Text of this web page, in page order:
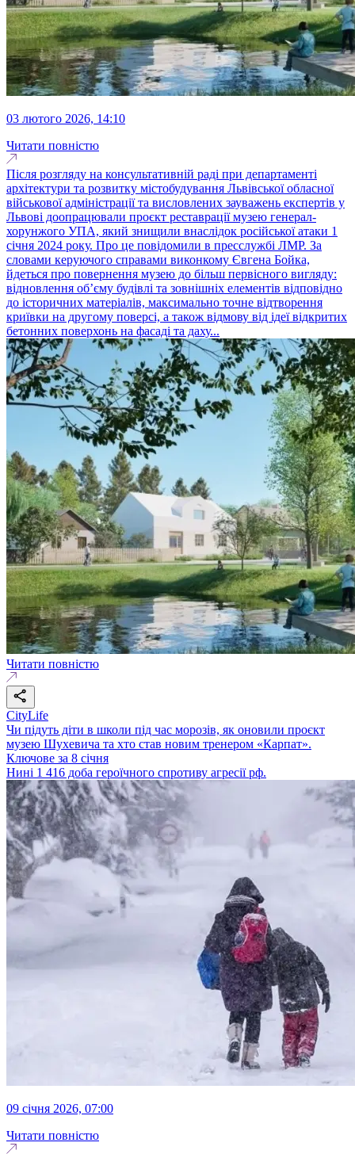
03 лютого 2026, 14:10
Читати повністю
Після розгляду на консультативній раді при департаменті
архітектури та розвитку містобудування Львівської обласної
військової адміністрації та висловлених зауважень експертів у
Львові доопрацювали проєкт реставрації музею генерал-
хорунжого УПА, який знищили внаслідок російської атаки 1
січня 2024 року. Про це повідомили в пресслужбі ЛМР. За
словами керуючого справами виконкому Євгена Бойка,
йдеться про повернення музею до більш первісного вигляду:
відновлення об’єму будівлі та зовнішніх елементів відповідно
до історичних матеріалів, максимально точне відтворення
криївки на другому поверсі, а також відмову від ідеї відкритих
бетонних поверхонь на фасаді та даху...
Читати повністю
CityLife
Чи підуть діти в школи під час морозів, як оновили проєкт
музею Шухевича та хто став новим тренером «Карпат».
Ключове за 8 січня
Нині 1 416 доба героїчного спротиву агресії рф.
09 січня 2026, 07:00
Читати повністю